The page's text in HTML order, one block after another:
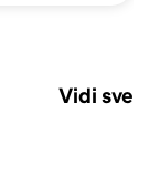
Vidi sve